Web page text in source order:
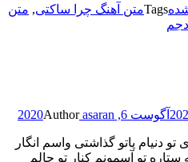
Tagsمتن آهنگ چرا ساکتی, متن
آگوست 6, 2020 Authorasaran
تو دنیام پاتو گذاشتی واسم انگار
تو آسمونم کنار تو حالم